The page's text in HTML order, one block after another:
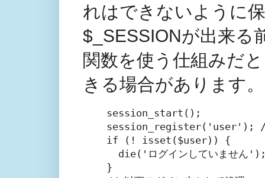
れはできないように
$_SESSIONが出来る
関数を使う仕組みだ
きる場合があります
session_start();
session_register('user'); //
if (! isset($user)) {
die('ログインしていません
}